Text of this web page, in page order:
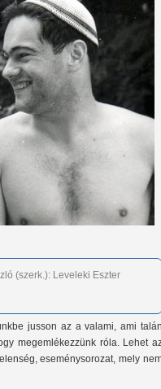
(szerk.): Leveleki Eszter
jusson az a valami, ami talán
megemlékezzünk róla. Lehet
eseménysorozat, mely